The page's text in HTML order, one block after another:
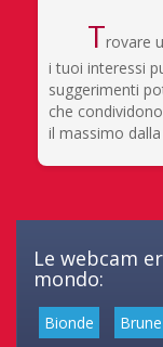
Trovare
i tuoi interessi
suggerimenti
che
il massimo
Le webcam
mondo:
Bionde Brune